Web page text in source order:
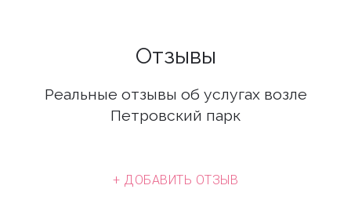
Отзывы
Реальные отзывы об услугах возле
Петровский парк
+ ДОБАВИТЬ ОТЗЫВ